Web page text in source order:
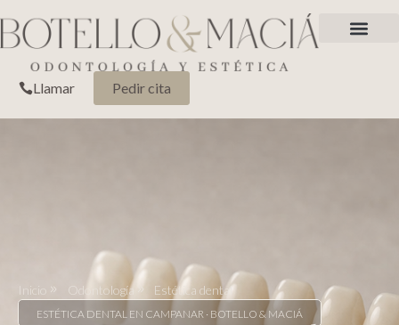
Llamar Pedir cita
Inicio Odontología Estética dental
ESTÉTICA DENTAL EN CAMPANAR · BOTELLO & MACIÁ